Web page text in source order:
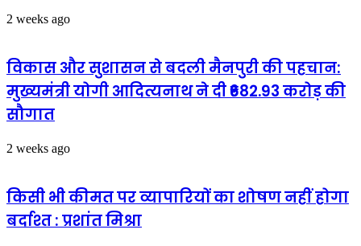
बाली
2 weeks ago
विकास और सुशासन से बदली मैनपुरी की पहचान:
मुख्यमंत्री योगी आदित्यनाथ ने दी ₹682.93 करोड़ की
सौगात
2 weeks ago
किसी भी कीमत पर व्यापारियों का शोषण नहीं होगा
बर्दाश्त : प्रशांत मिश्रा